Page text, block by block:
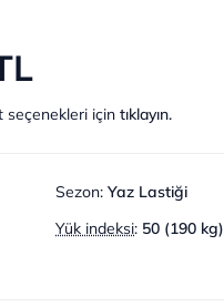
seçenekleri için tıklayın.
Sezon: Yaz Lastiği
Yük indeksi: 50 (190 kg)